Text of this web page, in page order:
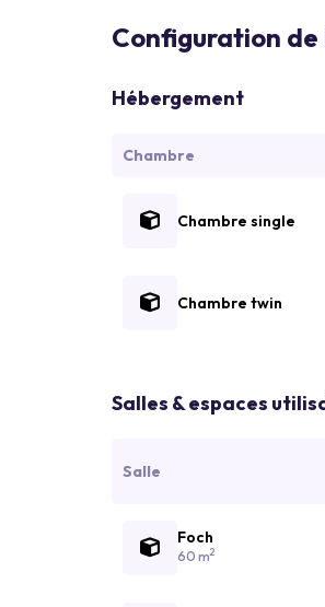
Configuration de
Hébergement
Chambre
Chambre single
Chambre twin
Salles & espaces
Salle
Foch
60 m2